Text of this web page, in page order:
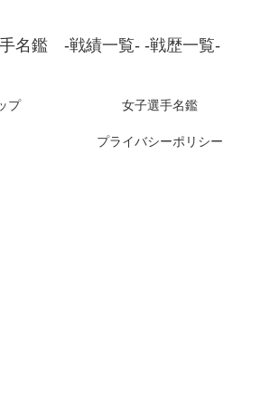
名鑑 -戦績一覧- -戦歴一覧-
プ 女子選手名鑑
プライバシーポリシー